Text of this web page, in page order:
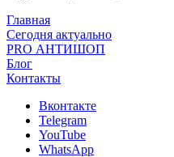
Главная
Сегодня актуально
PRO АНТИШОП
Блог
Контакты
Вконтакте
Telegram
YouTube
WhatsApp